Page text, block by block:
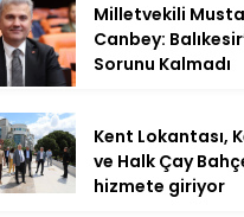
Milletvekili
Canbey:
Sorunu Kalmadı
Kent Lokantası,
ve Halk Çay
hizmete giriyor